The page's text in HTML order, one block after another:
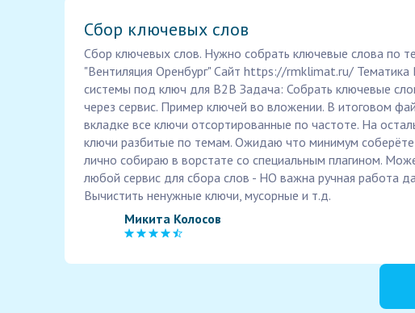
Сбор ключевых слов
Сбор ключевых слов. Нужно собрать ключевые слова по
"Вентиляция Оренбург" Сайт https://rmklimat.ru/ Тематика
системы под ключ для B2B Задача: Собрать ключевые
через сервис. Пример ключей во вложении. В итоговом
вкладке все ключи отсортированные по частоте. На
ключи разбитые по темам. Ожидаю что минимум
лично собираю в ворстате со специальным плагином.
любой сервис для сбора слов - НО важна ручная работа
Вычистить ненужные ключи, мусорные и т.д.
Микита Колосов